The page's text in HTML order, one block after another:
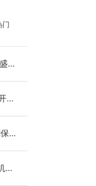
门
大
障
场